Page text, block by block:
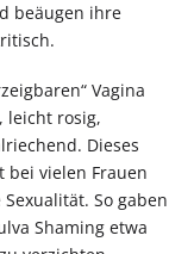
beäugen ihre
Vagina
leicht rosig,
Dieses
bei vielen Frauen
So gaben
Shaming etwa